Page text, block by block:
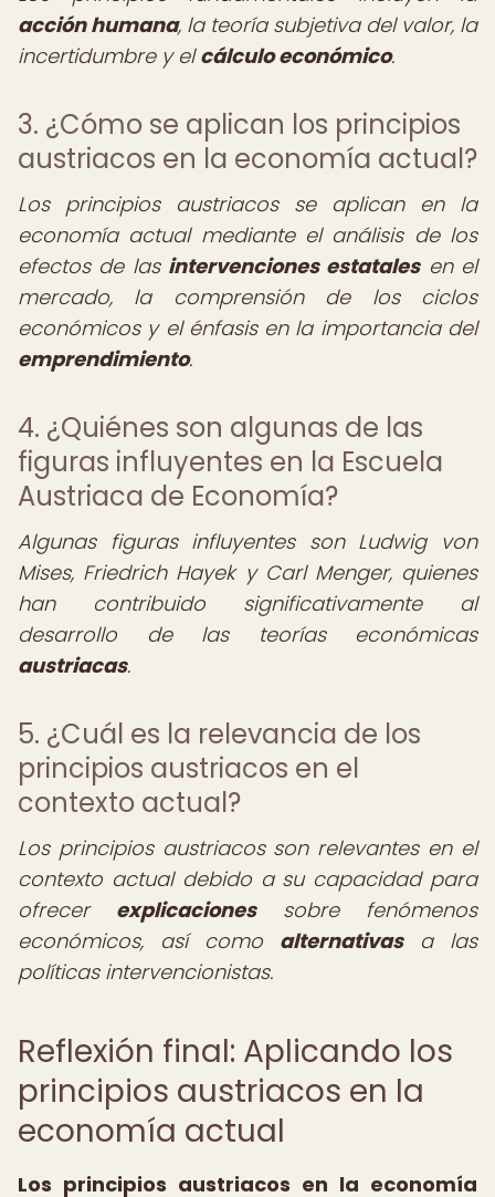
acción humana, la teoría subjetiva del valor, la
incertidumbre y elcálculo económico.
3. ¿Cómo se aplican los principios
austriacos en la economía actual?
Los principios austriacos se aplican en la
economía actual mediante el análisis de los
efectos de las intervenciones estatalesen el
mercado, la comprensión de los ciclos
económicos y el énfasis en la importancia del
emprendimiento.
4. ¿Quiénes son algunas de las
figuras influyentes en la Escuela
Austriaca de Economía?
Algunas figuras influyentes son Ludwig von
Mises, Friedrich Hayek y Carl Menger, quienes
han contribuido significativamente al
desarrollo de las teorías económicas
austriacas.
5. ¿Cuál es la relevancia de los
principios austriacos en el
contexto actual?
Los principios austriacos son relevantes en el
contexto actual debido a su capacidad para
ofrecer explicacionessobre fenómenos
económicos, así como alternativasa las
políticas intervencionistas.
Reflexión final: Aplicando los
principios austriacos en la
economía actual
Los principios austriacos en la economía